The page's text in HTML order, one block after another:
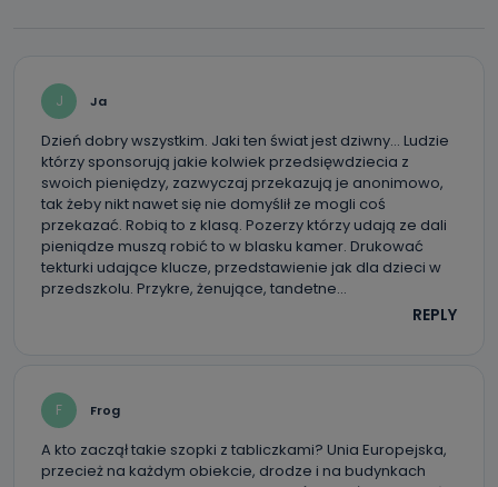
J Ja
Dzień dobry wszystkim. Jaki ten świat jest dziwny… Ludzie
którzy sponsorują jakie kolwiek przedsięwdziecia z
swoich pieniędzy, zazwyczaj przekazują je anonimowo,
tak żeby nikt nawet się nie domyślił ze mogli coś
przekazać. Robią to z klasą. Pozerzy którzy udają ze dali
pieniądze muszą robić to w blasku kamer. Drukować
tekturki udające klucze, przedstawienie jak dla dzieci w
przedszkolu. Przykre, żenujące, tandetne…
REPLY
F Frog
A kto zaczął takie szopki z tabliczkami? Unia Europejska,
przecież na każdym obiekcie, drodze i na budynkach